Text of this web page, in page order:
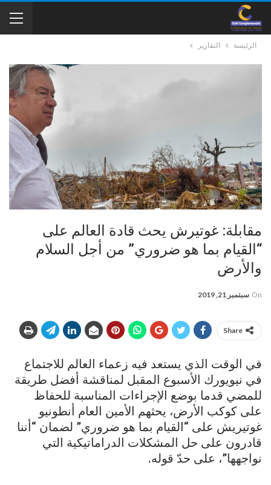
الرئيسة التقارير
مقابلة: غوتيرش يحث قادة العالم على
“القيام بما هو ضروري” من أجل السلام
والأرض
On سبتمبر 21, 2019
Share
في الوقت الذي يستعد فيه زعماء العالم للاجتماع
في نيويورك الأسبوع المقبل لمناقشة أفضل طريقة
للمضي قدما بوضع الإجراءات المناسبة للحفاظ
على كوكب الأرض، يحثهم الأمين العام أنطونيو
غوتيريش على “القيام بما هو ضروري” لضمان “أننا
قادرون على حل المشكلات الدراماتيكية التي
نواجهها”، على حدّ قوله.